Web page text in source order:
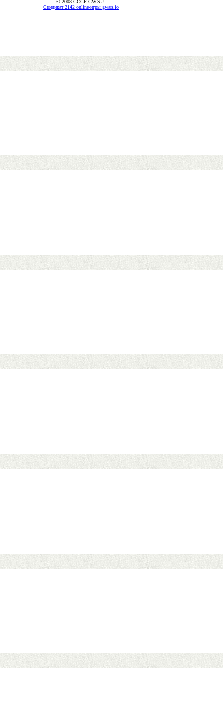
© 2008 CCCP-GW.SU -
Синдикат 2142 online-игры gwars.io